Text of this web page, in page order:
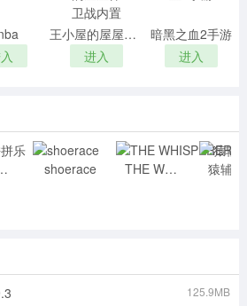
王小屋的屋屋保卫战内置
进入
暗黑之血2手游
进入
乐 shoerace THE WHISPERER
125.9MB